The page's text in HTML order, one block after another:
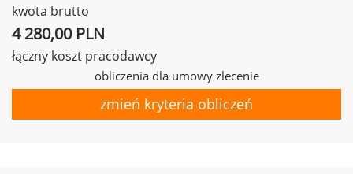
kwota brutto
4 280,00 PLN
łączny koszt pracodawcy
obliczenia dla umowy zlecenie
zmień kryteria obliczeń